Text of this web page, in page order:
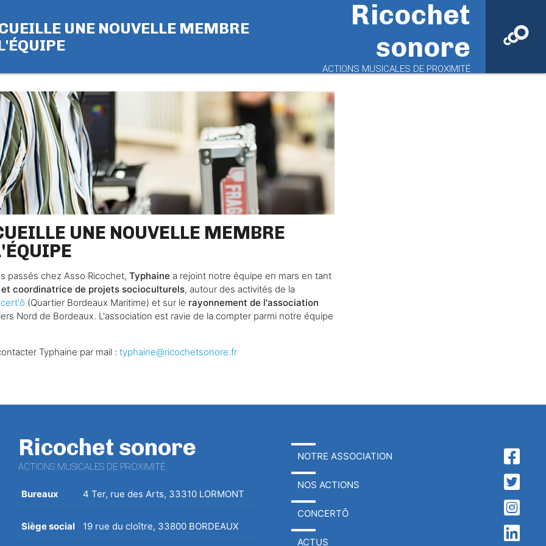
UNE NOUVELLE MEMBRE
Ricochet
sonore
ACTIONS MUSICALES DE PROXIMITÉ
UNE NOUVELLE MEMBRE
passés chez Asso Ricochet,Typhaine a rejoint notre équipe en mars en tant
coordinatrice de projets socioculturels, autour des activités de la
(Quartier Bordeaux Maritime) et sur le rayonnement de l'association
Nord de Bordeaux. L'association est ravie de la compter parmi notre équipe
Typhaine par mail :typhaine@ricochetsonore.fr
Ricochet sonore
ACTIONS MUSICALES DE PROXIMITÉ
Bureaux 4 Ter, rue des Arts, 33310 LORMONT
Siège social 19 rue du cloître, 33800 BORDEAUX
NOTRE ASSOCIATION
NOS ACTIONS
CONCERTÔ
ACTUS